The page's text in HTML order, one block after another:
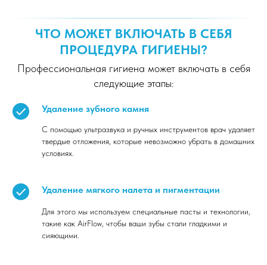
ЧТО МОЖЕТ ВКЛЮЧАТЬ В СЕБЯ
ПРОЦЕДУРА ГИГИЕНЫ?
Профессиональная гигиена может включать в себя
следующие этапы:
Удаление зубного камня
С помощью ультразвука и ручных инструментов врач удаляет
твердые отложения, которые невозможно убрать в домашних
условиях.
Удаление мягкого налета и пигментации
Для этого мы используем специальные пасты и технологии,
такие как AirFlow, чтобы ваши зубы стали гладкими и
сияющими.